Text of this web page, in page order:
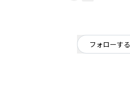
フォローする